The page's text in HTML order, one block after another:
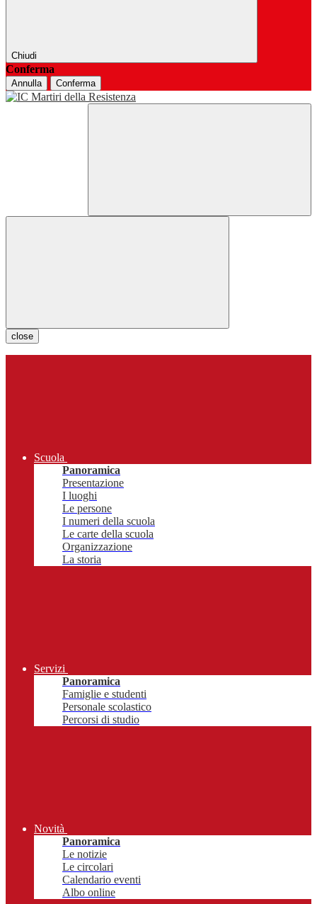
Chiudi
Conferma
Annulla Conferma
close
Scuola
Panoramica
Presentazione
I luoghi
Le persone
I numeri della scuola
Le carte della scuola
Organizzazione
La storia
Servizi
Panoramica
Famiglie e studenti
Personale scolastico
Percorsi di studio
Novità
Panoramica
Le notizie
Le circolari
Calendario eventi
Albo online